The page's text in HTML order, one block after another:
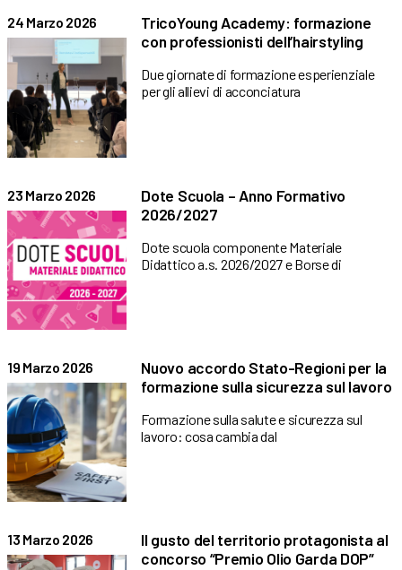
24 Marzo 2026
TricoYoung Academy: formazione
con professionisti dell’hairstyling
Due giornate di formazione esperienziale
per gli allievi di acconciatura
23 Marzo 2026
Dote Scuola – Anno Formativo
2026/2027
Dote scuola componente Materiale
Didattico a.s. 2026/2027 e Borse di
19 Marzo 2026
Nuovo accordo Stato-Regioni per la
formazione sulla sicurezza sul lavoro
Formazione sulla salute e sicurezza sul
lavoro: cosa cambia dal
13 Marzo 2026
Il gusto del territorio protagonista al
concorso “Premio Olio Garda DOP”